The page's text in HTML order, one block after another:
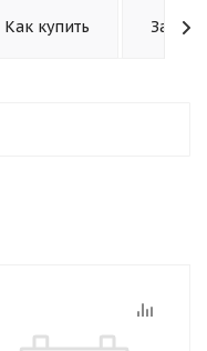
Как купить